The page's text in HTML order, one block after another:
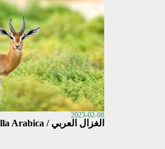
2023-02-08
الغزال العربي / Gazella Arabica